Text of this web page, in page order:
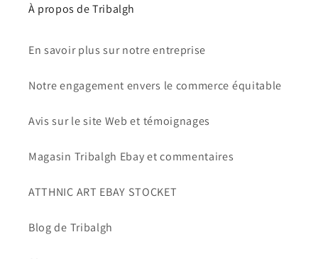
À propos de Tribalgh
En savoir plus sur notre entreprise
Notre engagement envers le commerce équitable
Avis sur le site Web et témoignages
Magasin Tribalgh Ebay et commentaires
ATTHNIC ART EBAY STOCKET
Blog de Tribalgh